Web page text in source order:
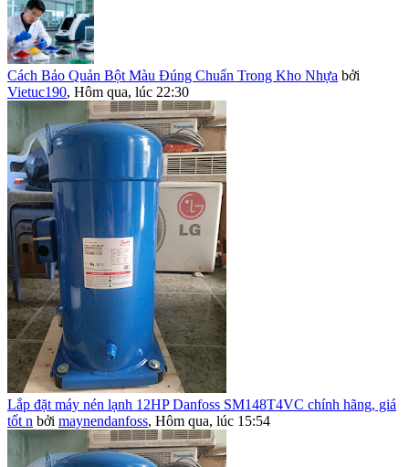
Cách Bảo Quản Bột Màu Đúng Chuẩn Trong Kho Nhựa bởi
Vietuc190, Hôm qua, lúc 22:30
Lắp đặt máy nén lạnh 12HP Danfoss SM148T4VC chính hãng, giá
tốt n bởi maynendanfoss, Hôm qua, lúc 15:54